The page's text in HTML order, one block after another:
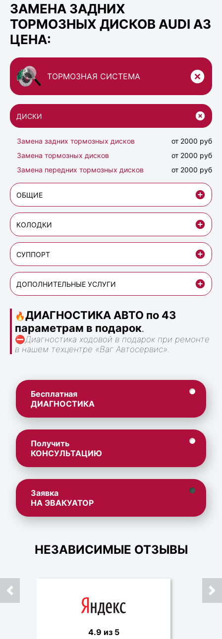
ЗАМЕНА ЗАДНИХ
ТОРМОЗНЫХ ДИСКОВ AUDI A3
ЦЕНА:
ТОРМОЗНАЯ СИСТЕМА
ДИСКИ
Замена задних тормозных дисков
от 2000 руб
Замена тормозных дисков
от 2000 руб
Замена передних тормозных дисков
от 2000 руб
ОБЩИЕ
КОЛОДКИ
СУППОРТ
ДОПОЛНИТЕЛЬНЫЕ УСЛУГИ
🔥ДИАГНОСТИКА АВТО по 43
параметрам в подарок.
⛔Диагностика ходовой в подарок при ремонте
в нашем техцентре «Ваг Автосервис».
Бесплатная
ДИАГНОСТИКА
Получить
КОНСУЛЬТАЦИЮ
Заявка
НА ЭВАКУАТОР
НЕЗАВИСИМЫЕ ОТЗЫВЫ
4.9 из 5